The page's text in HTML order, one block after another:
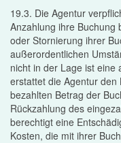
19.3. Die Agentur
Anzahlung ihre Buchung
oder Stornierung ihrer
außerordentlichen
nicht in der Lage ist eine
erstattet die Agentur
bezahlten Betrag der
Rückzahlung des
berechtigt eine
Kosten, die mit ihrer